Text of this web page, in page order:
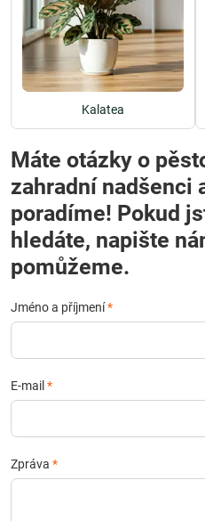
Kalatea
Máte otázky o
zahradní nadšenci
poradíme! Pokud
hledáte, napište
pomůžeme.
Jméno a příjmení*
E-mail *
Zpráva *